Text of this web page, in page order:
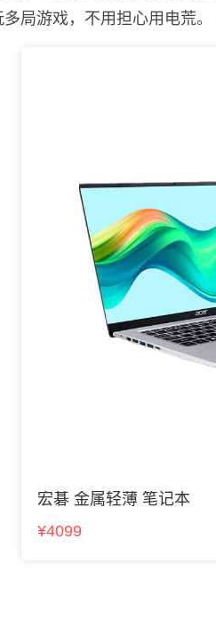
局游戏，不用担心用电荒。
宏碁 金属轻薄 笔记本
¥4099